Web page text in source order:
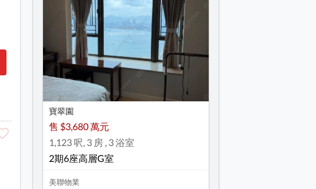
寶翠園
售 $3,680 萬元
1,123 呎, 3 房 , 3 浴室
2期6座高層G室
美聯物業